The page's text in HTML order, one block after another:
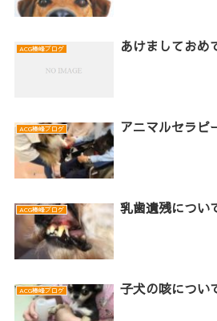
ACG椿峰ブログ あけましておめ
ACG椿峰ブログ アニマルセラピ
ACG椿峰ブログ 乳歯遺残につい
ACG椿峰ブログ 子犬の咳につい